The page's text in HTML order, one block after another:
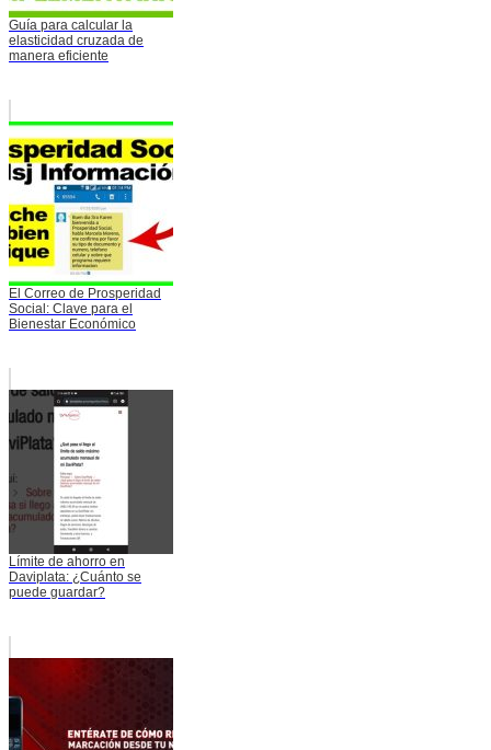
Guía para calcular la
elasticidad cruzada de
manera eficiente
El Correo de Prosperidad
Social: Clave para el
Bienestar Económico
Límite de ahorro en
Daviplata: ¿Cuánto se
puede guardar?